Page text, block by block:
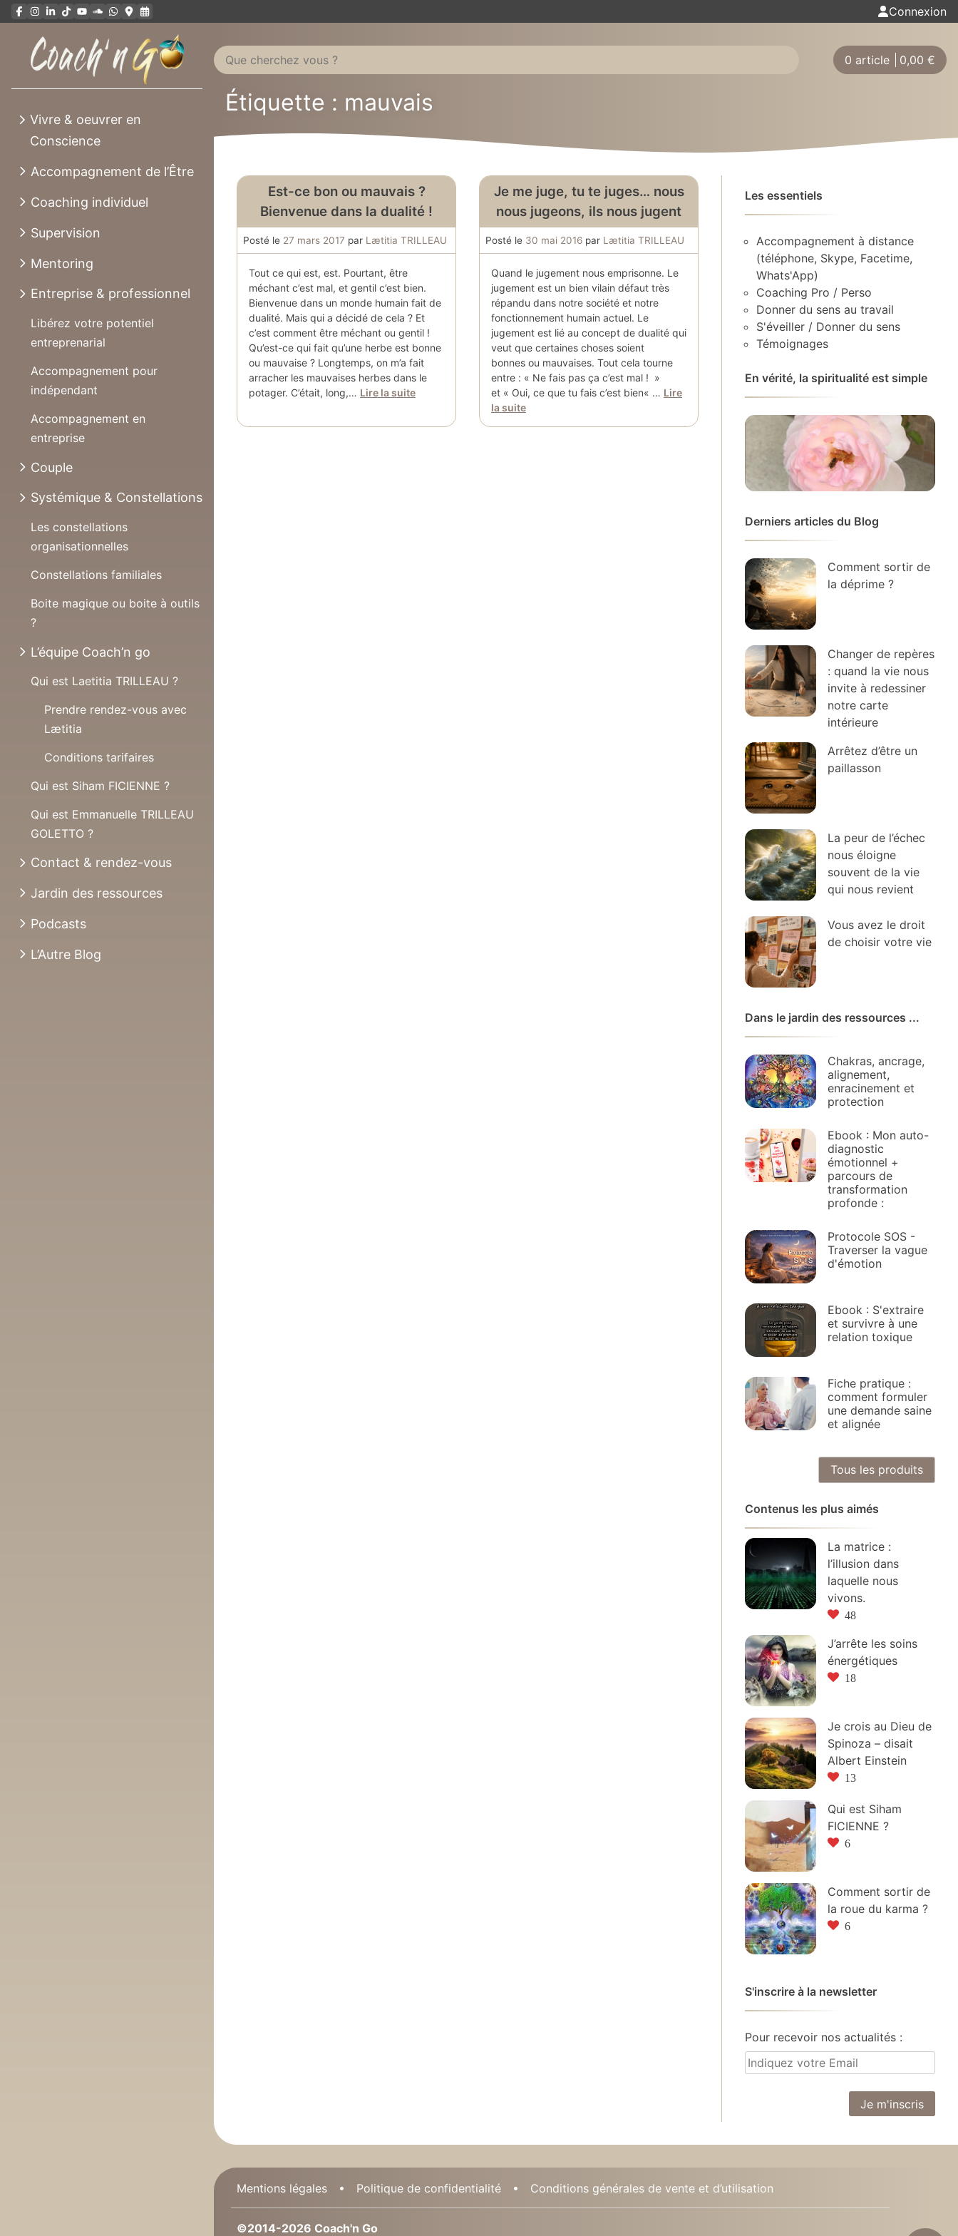
Connexion
contenu
Vivre & oeuvrer en
Conscience
Accompagnement de l’Être
Coaching individuel
Supervision
Mentoring
Entreprise & professionnel
Libérez votre potentiel
entreprenarial
Accompagnement pour
indépendant
Accompagnement en
entreprise
Couple
Systémique & Constellations
Les constellations
organisationnelles
Constellations familiales
Boite magique ou boite à outils
?
L’équipe Coach’n go
Qui est Laetitia TRILLEAU ?
Prendre rendez-vous avec
Lætitia
Conditions tarifaires
Qui est Siham FICIENNE ?
Qui est Emmanuelle TRILLEAU
GOLETTO ?
Contact & rendez-vous
Jardin des ressources
Podcasts
L’Autre Blog
0 article 0,00 €
Étiquette : mauvais
Est-ce bon ou mauvais ?
Bienvenue dans la dualité !
Posté le 27 mars 2017 par Lætitia TRILLEAU
Tout ce qui est, est. Pourtant, être
méchant c’est mal, et gentil c’est bien.
Bienvenue dans un monde humain fait de
dualité. Mais qui a décidé de cela ? Et
c’est comment être méchant ou gentil !
Qu’est-ce qui fait qu’une herbe est bonne
ou mauvaise ? Longtemps, on m’a fait
arracher les mauvaises herbes dans le
potager. C’était, long,… Lire la suite
Je me juge, tu te juges… nous
nous jugeons, ils nous jugent
Posté le 30 mai 2016 par Lætitia TRILLEAU
Quand le jugement nous emprisonne. Le
jugement est un bien vilain défaut très
répandu dans notre société et notre
fonctionnement humain actuel. Le
jugement est lié au concept de dualité qui
veut que certaines choses soient
bonnes ou mauvaises. Tout cela tourne
entre : « Ne fais pas ça c’est mal ! »
et « Oui, ce que tu fais c’est bien« … Lire
la suite
Les essentiels
Accompagnement à distance
(téléphone, Skype, Facetime,
Whats'App)
Coaching Pro / Perso
Donner du sens au travail
S'éveiller / Donner du sens
Témoignages
En vérité, la spiritualité est simple
Derniers articles du Blog
Comment sortir de
la déprime ?
Changer de repères
: quand la vie nous
invite à redessiner
notre carte
intérieure
Arrêtez d’être un
paillasson
La peur de l’échec
nous éloigne
souvent de la vie
qui nous revient
Vous avez le droit
de choisir votre vie
Dans le jardin des ressources ...
Chakras, ancrage,
alignement,
enracinement et
protection
Ebook : Mon auto-
diagnostic
émotionnel +
parcours de
transformation
profonde :
Protocole SOS -
Traverser la vague
d'émotion
Ebook : S'extraire
et survivre à une
relation toxique
Fiche pratique :
comment formuler
une demande saine
et alignée
Tous les produits
Contenus les plus aimés
La matrice :
l’illusion dans
laquelle nous
vivons.
48
J’arrête les soins
énergétiques
18
Je crois au Dieu de
Spinoza – disait
Albert Einstein
13
Qui est Siham
FICIENNE ?
6
Comment sortir de
la roue du karma ?
6
S'inscrire à la newsletter
Pour recevoir nos actualités :
Mentions légales Politique de confidentialité Conditions générales de vente et d’utilisation
©2014-2026 Coach'n Go